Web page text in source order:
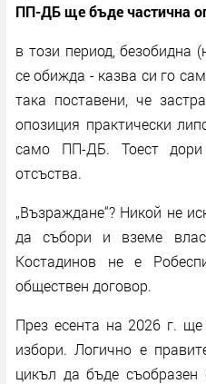
ПП-ДБ ще бъде частична
в този период,
се обижда - казва си го
така поставени, че
опозиция практически
само ПП-ДБ. Тоест
отсъства.
„Възраждане“? Никой не
да събори и вземе
Костадинов не е
обществен договор.
През есента на 2026 г. ще
избори. Логично е
цикъл да бъде